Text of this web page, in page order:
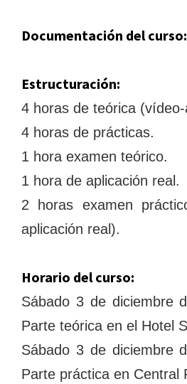
Documentación del curso:
Estructuración:
4 horas de teórica (vídeo-
4 horas de prácticas.
1 hora examen teórico.
1 hora de aplicación real.
2 horas examen
aplicación real).
Horario del curso:
Sábado 3 de diciembre
Parte teórica en el Hotel
Sábado 3 de diciembre
Parte práctica en Central